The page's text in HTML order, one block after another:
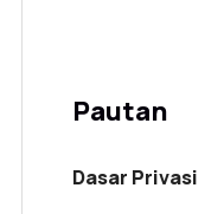
Pautan
Dasar Privasi